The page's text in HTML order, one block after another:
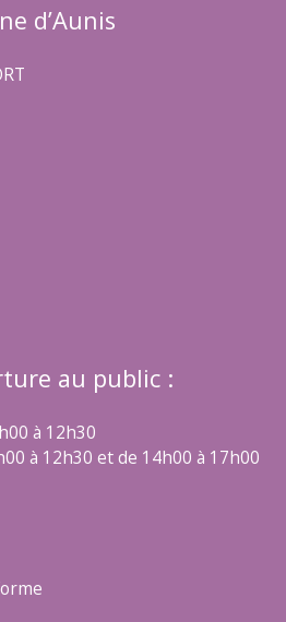
d’Aunis
au public :
à 12h30
à 12h30 et de 14h00 à 17h00